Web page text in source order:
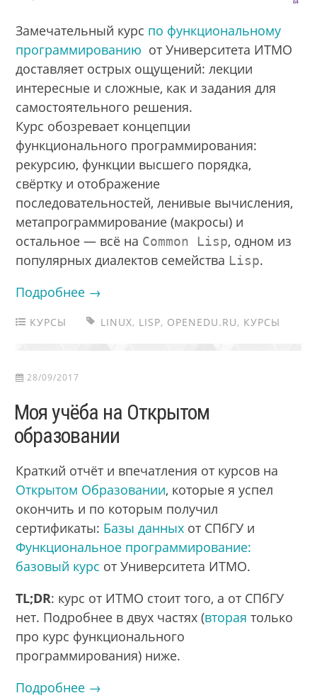
Замечательный курс по функциональному
программированию от Университета ИТМО
доставляет острых ощущений: лекции
интересные и сложные, как и задания для
самостоятельного решения.
Курс обозревает концепции
функционального программирования:
рекурсию, функции высшего порядка,
свёртку и отображение
последовательностей, ленивые вычисления,
метапрограммирование (макросы) и
остальное — всё на Common Lisp, одном из
популярных диалектов семейства Lisp.
Подробнее →
КУРСЫ LINUX, LISP, OPENEDU.RU, КУРСЫ
28/09/2017
Моя учёба на Открытом
образовании
Краткий отчёт и впечатления от курсов на
Открытом Образовании, которые я успел
окончить и по которым получил
сертификаты: Базы данных от СПбГУ и
Функциональное программирование:
базовый курс от Университета ИТМО.
TL;DR: курс от ИТМО стоит того, а от СПбГУ
нет. Подробнее в двух частях (вторая только
про курс функционального
программирования) ниже.
Подробнее →